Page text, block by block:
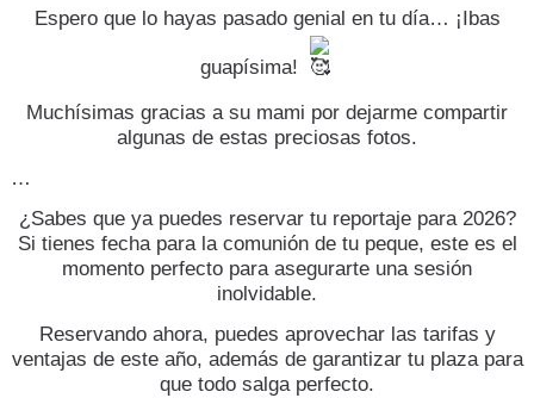
Espero que lo hayas pasado genial en tu día… ¡Ibas
guapísima!
Muchísimas gracias a su mami por dejarme compartir
algunas de estas preciosas fotos.
…
¿Sabes que ya puedes reservar tu reportaje para 2026?
Si tienes fecha para la comunión de tu peque, este es el
momento perfecto para asegurarte una sesión
inolvidable.
Reservando ahora, puedes aprovechar las tarifas y
ventajas de este año, además de garantizar tu plaza para
que todo salga perfecto.